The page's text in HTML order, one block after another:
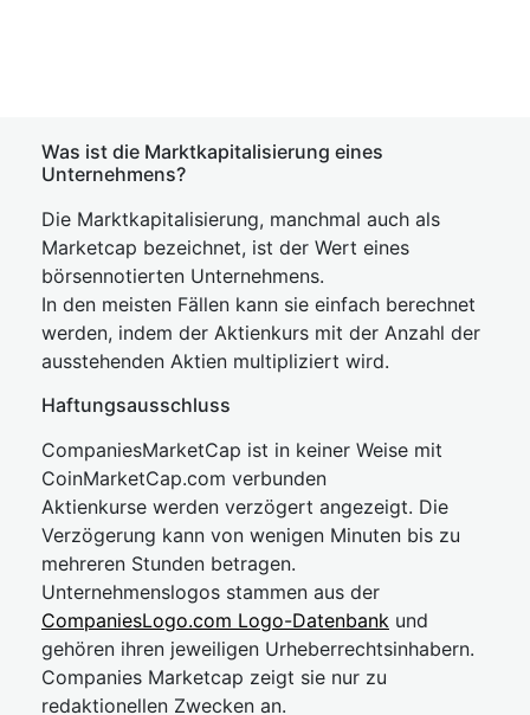
Was ist die Marktkapitalisierung eines
Unternehmens?
Die Marktkapitalisierung, manchmal auch als
Marketcap bezeichnet, ist der Wert eines
börsennotierten Unternehmens.
In den meisten Fällen kann sie einfach berechnet
werden, indem der Aktienkurs mit der Anzahl der
ausstehenden Aktien multipliziert wird.
Haftungsausschluss
CompaniesMarketCap ist in keiner Weise mit
CoinMarketCap.com verbunden
Aktienkurse werden verzögert angezeigt. Die
Verzögerung kann von wenigen Minuten bis zu
mehreren Stunden betragen.
Unternehmenslogos stammen aus der
CompaniesLogo.com Logo-Datenbank und
gehören ihren jeweiligen Urheberrechtsinhabern.
Companies Marketcap zeigt sie nur zu
redaktionellen Zwecken an.